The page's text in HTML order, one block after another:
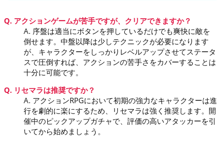
Q. アクションゲームが苦手ですが、クリアできますか？
A. 序盤は適当にボタンを押しているだけでも爽快に敵を
倒せます。中盤以降は少しテクニックが必要になります
が、キャラクターをしっかりレベルアップさせてステータ
スで圧倒すれば、アクションの苦手さをカバーすることは
十分に可能です。
Q. リセマラは推奨ですか？
A. アクションRPGにおいて初期の強力なキャラクターは進
行を劇的に楽にするため、リセマラは強く推奨します。開
催中のピックアップガチャで、評価の高いアタッカーを引
いてから始めましょう。